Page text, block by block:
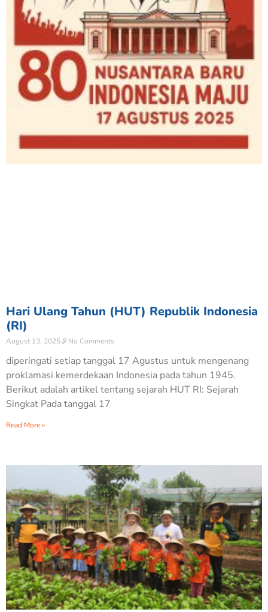
Hari Ulang Tahun (HUT) Republik Indonesia
(RI)
August 13, 2025 No Comments
diperingati setiap tanggal 17 Agustus untuk mengenang
proklamasi kemerdekaan Indonesia pada tahun 1945.
Berikut adalah artikel tentang sejarah HUT RI: Sejarah
Singkat Pada tanggal 17
Read More »